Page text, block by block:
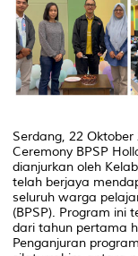
Serdang, 22
Ceremony BPSP
dianjurkan oleh
telah berjaya
seluruh warga
(BPSP). Program ini
dari tahun pertama
Penganjuran